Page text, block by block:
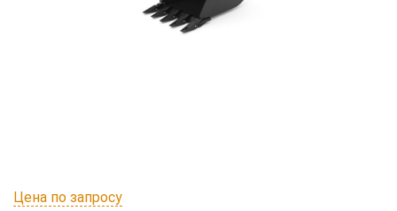
Цена по запросу